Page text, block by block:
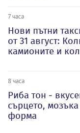
7 часа
Нови пътни
от 31 август:
камионите и
8 часа
Риба тон -
сърцето,
форма